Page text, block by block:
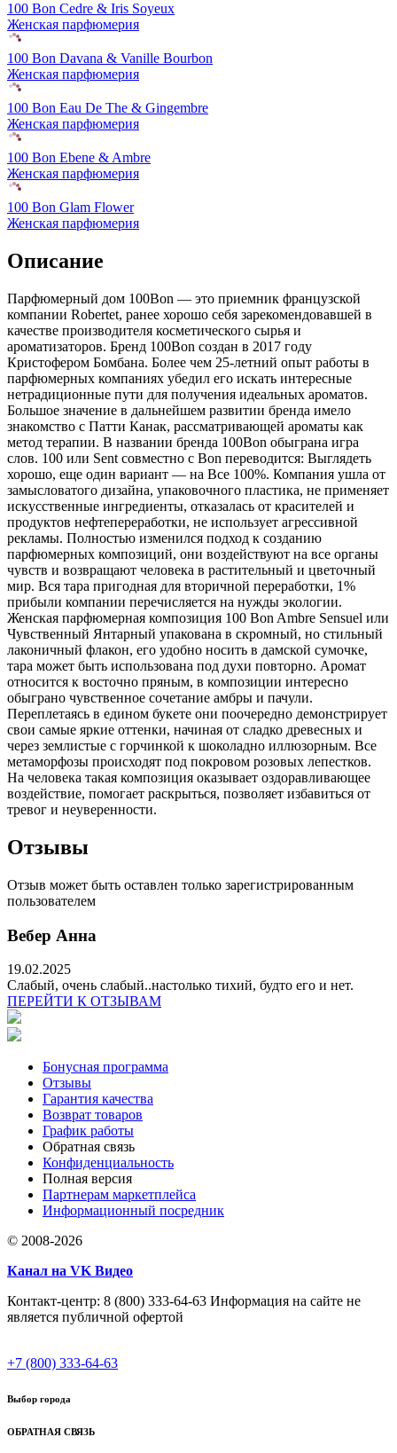
100 Bon Cedre & Iris Soyeux
Женская парфюмерия
100 Bon Davana & Vanille Bourbon
Женская парфюмерия
100 Bon Eau De The & Gingembre
Женская парфюмерия
100 Bon Ebene & Ambre
Женская парфюмерия
100 Bon Glam Flower
Женская парфюмерия
Описание
Парфюмерный дом 100Bon — это приемник французской
компании Robertet, ранее хорошо себя зарекомендовавшей в
качестве производителя косметического сырья и
ароматизаторов. Бренд 100Bon создан в 2017 году
Кристофером Бомбана. Более чем 25-летний опыт работы в
парфюмерных компаниях убедил его искать интересные
нетрадиционные пути для получения идеальных ароматов.
Большое значение в дальнейшем развитии бренда имело
знакомство с Патти Канак, рассматривающей ароматы как
метод терапии. В названии бренда 100Bon обыграна игра
слов. 100 или Sent совместно с Bon переводится: Выглядеть
хорошо, еще один вариант — на Все 100%. Компания ушла от
замысловатого дизайна, упаковочного пластика, не применяет
искусственные ингредиенты, отказалась от красителей и
продуктов нефтепереработки, не использует агрессивной
рекламы. Полностью изменился подход к созданию
парфюмерных композиций, они воздействуют на все органы
чувств и возвращают человека в растительный и цветочный
мир. Вся тара пригодная для вторичной переработки, 1%
прибыли компании перечисляется на нужды экологии.
Женская парфюмерная композиция 100 Bon Ambre Sensuel или
Чувственный Янтарный упакована в скромный, но стильный
лаконичный флакон, его удобно носить в дамской сумочке,
тара может быть использована под духи повторно. Аромат
относится к восточно пряным, в композиции интересно
обыграно чувственное сочетание амбры и пачули.
Переплетаясь в едином букете они поочередно демонстрирует
свои самые яркие оттенки, начиная от сладко древесных и
через землистые с горчинкой к шоколадно иллюзорным. Все
метаморфозы происходят под покровом розовых лепестков.
На человека такая композиция оказывает оздоравливающее
воздействие, помогает раскрыться, позволяет избавиться от
тревог и неуверенности.
Отзывы
Отзыв может быть оставлен только зарегистрированным
пользователем
Вебер Анна
19.02.2025
Слабый, очень слабый..настолько тихий, будто его и нет.
ПЕРЕЙТИ К ОТЗЫВАМ
Бонусная программа
Отзывы
Гарантия качества
Возврат товаров
График работы
Обратная связь
Конфиденциальность
Полная версия
Партнерам маркетплейса
Информационный посредник
© 2008-2026
Канал на VK Видео
Контакт-центр: 8 (800) 333-64-63 Информация на сайте не
является публичной офертой
+7 (800) 333-64-63
Выбор города
ОБРАТНАЯ СВЯЗЬ